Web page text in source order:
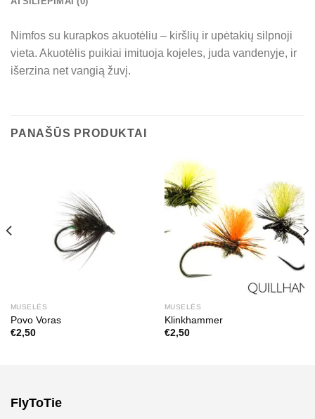
Nimfos su kurapkos akuotėliu – kiršlių ir upėtakių silpnoji
vieta. Akuotėlis puikiai imituoja kojeles, juda vandenyje, ir
išerzina net vangią žuvį.
PANAŠŪS PRODUKTAI
MUSELĖS
Povo Voras
€2,50
MUSELĖS
Klinkhammer
€2,50
FlyToTie